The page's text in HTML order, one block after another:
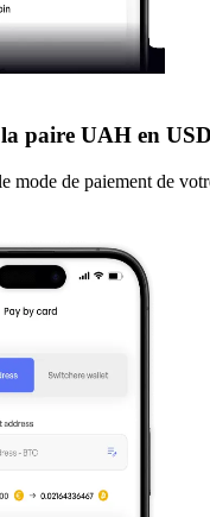
la paire UAH en
mode de paiement de